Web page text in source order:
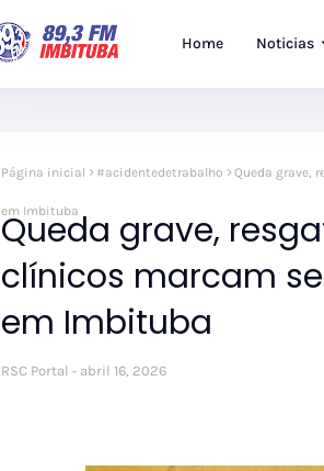
Home Noticias
Página inicial #acidentedetrabalho Queda grave,
em Imbituba
Queda grave,
clínicos marcam
em Imbituba
RSC Portal abril 16, 2026